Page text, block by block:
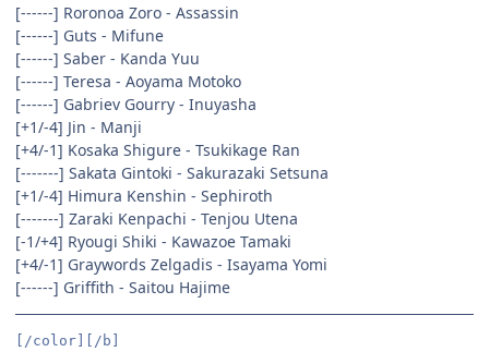
[------] Roronoa Zoro - Assassin
[------] Guts - Mifune
[------] Saber - Kanda Yuu
[------] Teresa - Aoyama Motoko
[------] Gabriev Gourry - Inuyasha
[+1/-4] Jin - Manji
[+4/-1] Kosaka Shigure - Tsukikage Ran
[-------] Sakata Gintoki - Sakurazaki Setsuna
[+1/-4] Himura Kenshin - Sephiroth
[-------] Zaraki Kenpachi - Tenjou Utena
[-1/+4] Ryougi Shiki - Kawazoe Tamaki
[+4/-1] Graywords Zelgadis - Isayama Yomi
[------] Griffith - Saitou Hajime
[/color][/b]